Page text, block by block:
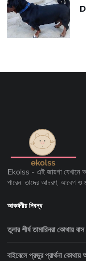
Ekolss - এই জায়গা যেখানে
পারেন, তাদের আচরণ, আবেগ ও
আকর্ষণীয় নিবন্ধ
তুলার শীর্ষ তামারিনরা কোথায়
বাইবেলে প্রভুর প্রার্থনা